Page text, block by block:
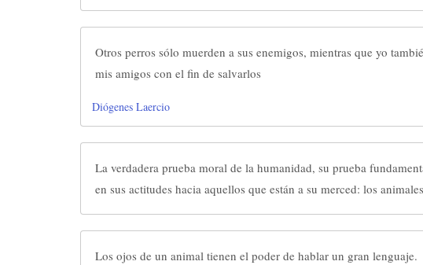
Otros perros sólo muerden a sus enemigos, mientras que yo
mis amigos con el fin de salvarlos
Diógenes Laercio
La verdadera prueba moral de la humanidad, su prueba
en sus actitudes hacia aquellos que están a su merced: los
Los ojos de un animal tienen el poder de hablar un gran lenguaje.